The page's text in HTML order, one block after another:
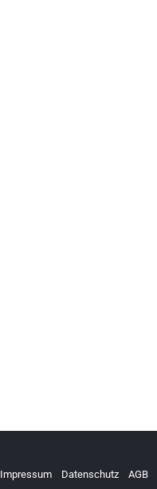
Impressum Datenschutz AGB